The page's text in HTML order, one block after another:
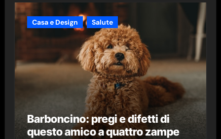
Casa e Design Salute
Barboncino: pregi e difetti di
questo amico a quattro zampe